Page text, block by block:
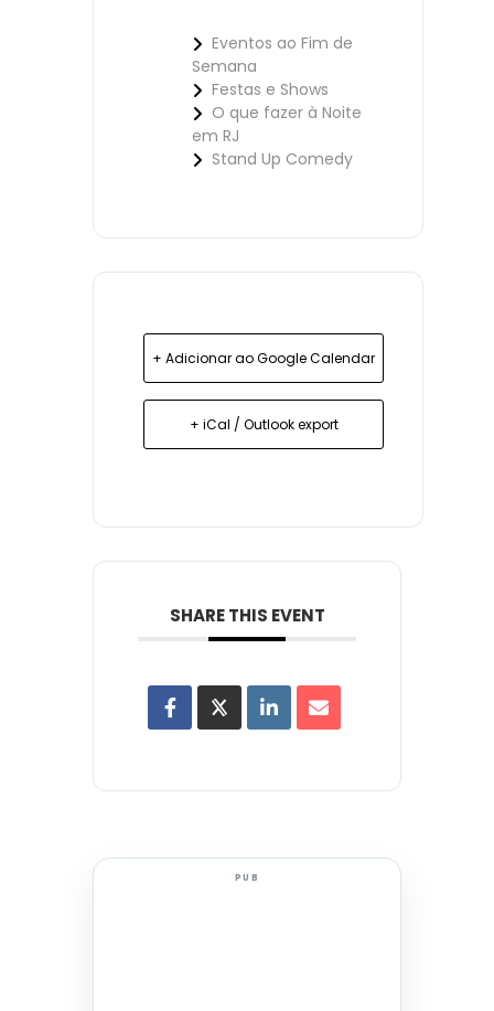
Eventos ao Fim de
Semana
Festas e Shows
O que fazer à Noite
em RJ
Stand Up Comedy
+ Adicionar ao Google Calendar
+ iCal / Outlook export
SHARE THIS EVENT
PUB